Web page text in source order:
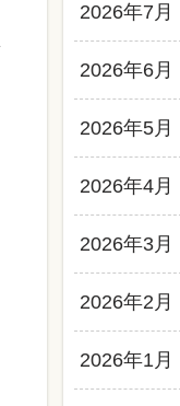
2026年7月
2026年6月
2026年5月
2026年4月
2026年3月
2026年2月
2026年1月